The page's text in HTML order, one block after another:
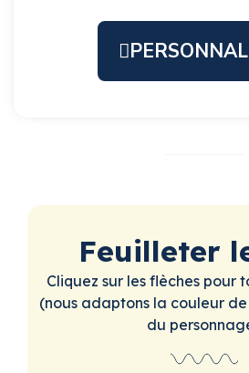
Feuilleter
Cliquez sur les flèches pour
(nous adaptons la couleur
du